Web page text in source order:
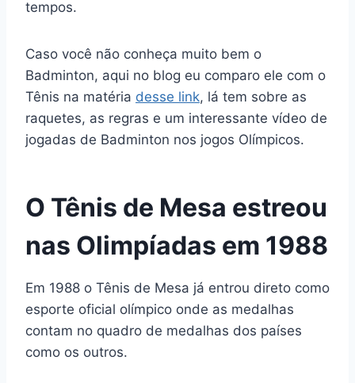
tempos.
Caso você não conheça muito bem o
Badminton, aqui no blog eu comparo ele com o
Tênis na matéria desse link, lá tem sobre as
raquetes, as regras e um interessante vídeo de
jogadas de Badminton nos jogos Olímpicos.
O Tênis de Mesa estreou
nas Olimpíadas em 1988
Em 1988 o Tênis de Mesa já entrou direto como
esporte oficial olímpico onde as medalhas
contam no quadro de medalhas dos países
como os outros.